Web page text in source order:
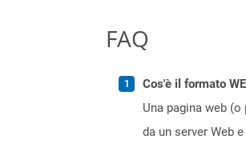
FAQ
Cos'è il formato
Una pagina web
da un server Web